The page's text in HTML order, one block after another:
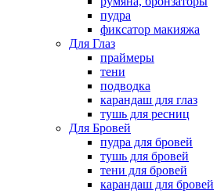
пудра
фиксатор макияжа
Для Глаз
праймеры
тени
подводка
карандаш для глаз
тушь для ресниц
Для Бровей
пудра для бровей
тушь для бровей
тени для бровей
карандаш для бровей